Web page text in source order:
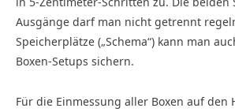
Ausgänge darf man nicht getrennt
Speicherplätze („Schema“) kann man
Boxen-Setups sichern.
Für die Einmessung aller Boxen auf den